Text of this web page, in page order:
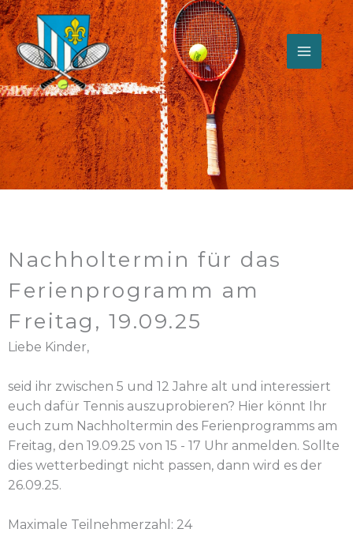
Zum
Inhalt
springen
Nachholtermin für das
Ferienprogramm am
Freitag, 19.09.25
Liebe Kinder,
seid ihr zwischen 5 und 12 Jahre alt und interessiert
euch dafür Tennis auszuprobieren? Hier könnt Ihr
euch zum Nachholtermin des Ferienprogramms am
Freitag, den 19.09.25 von 15 - 17 Uhr anmelden. Sollte
dies wetterbedingt nicht passen, dann wird es der
26.09.25.
Maximale Teilnehmerzahl: 24